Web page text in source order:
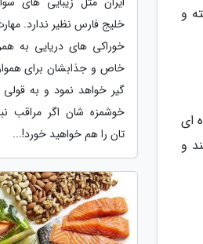
و
ای
و
خلیج فارس نظیر ندارد.
خوراکی های دریایی به
خاص و جذابشان برای
گیر خواهد نمود و به
خوشمزه شان اگر مراقب
تان را هم خواهید خورد!...